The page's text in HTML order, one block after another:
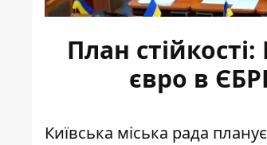
План
євро в
Київська міська рада